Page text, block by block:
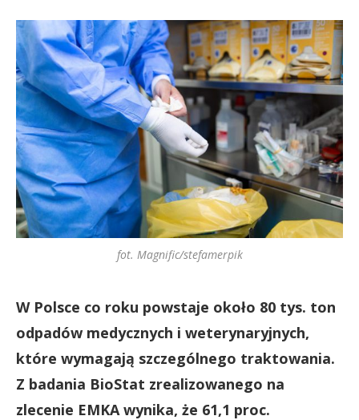
fot. Magnific/stefamerpik
W Polsce co roku powstaje około 80 tys. ton
odpadów medycznych i weterynaryjnych,
które wymagają szczególnego traktowania.
Z badania BioStat zrealizowanego na
zlecenie EMKA wynika, że 61,1 proc.